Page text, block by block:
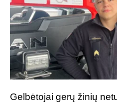
Gelbėtojai gerų žinių